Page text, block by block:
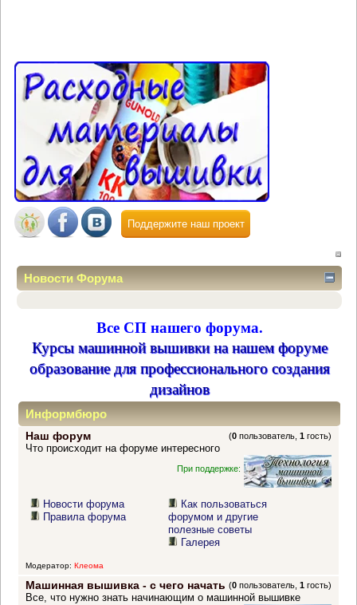
Поддержите наш проект
Новости Форума
Все СП нашего форума.
Курсы машинной вышивки на нашем форуме
образование для профессионального создания
дизайнов
Информбюро
Наш форум (0 пользователь,1 гость)
Что происходит на форуме интересного
При поддержке:
Новости форума
Правила форума
Как пользоваться
форумом и другие
полезные советы
Галерея
Модератор: Клеома
Машинная вышивка - с чего начать (0 пользователь,1 гость)
Все, что нужно знать начинающим о машинной вышивке